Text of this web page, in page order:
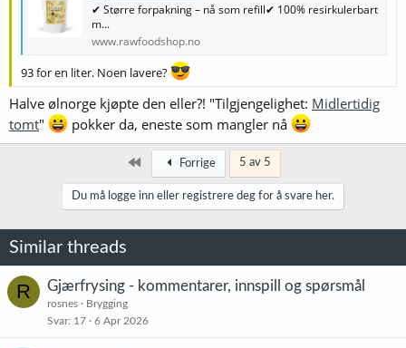
✔ Større forpakning – nå som refill✔ 100% resirkulerbart
m...
www.rawfoodshop.no
93 for en liter. Noen lavere?
Halve ølnorge kjøpte den eller?! "Tilgjengelighet: Midlertidig
tomt" pokker da, eneste som mangler nå
Først Forrige 5 av 5
Du må logge inn eller registrere deg for å svare her.
Similar threads
R Gjærfrysing - kommentarer, innspill og spørsmål
rosnes
Brygging
Svar 17 6 Apr 2026